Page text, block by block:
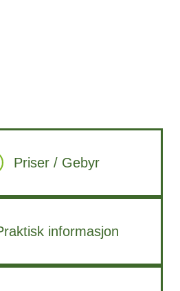
Priser / Gebyr
informasjon